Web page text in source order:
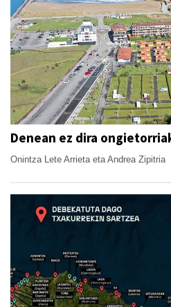
Denean ez dira
Onintza Lete Arrieta eta Andrea Zipitria